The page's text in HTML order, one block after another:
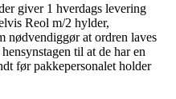
giver 1 hverdags levering
Reol m/2 hylder,
nødvendiggør at ordren laves
til at de har en
før pakkepersonalet holder